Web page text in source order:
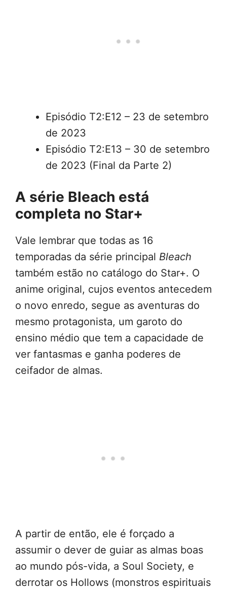
Episódio T2:E12 – 23 de setembro
de 2023
Episódio T2:E13 – 30 de setembro
de 2023 (Final da Parte 2)
A série Bleach está
completa no Star+
Vale lembrar que todas as 16
temporadas da série principal Bleach
também estão no catálogo do Star+. O
anime original, cujos eventos antecedem
o novo enredo, segue as aventuras do
mesmo protagonista, um garoto do
ensino médio que tem a capacidade de
ver fantasmas e ganha poderes de
ceifador de almas.
A partir de então, ele é forçado a
assumir o dever de guiar as almas boas
ao mundo pós-vida, a Soul Society, e
derrotar os Hollows (monstros espirituais